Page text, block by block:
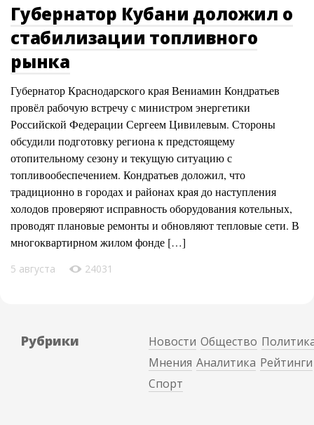
Губернатор Кубани доложил о
стабилизации топливного
рынка
Губернатор Краснодарского края Вениамин Кондратьев
провёл рабочую встречу с министром энергетики
Российской Федерации Сергеем Цивилевым. Стороны
обсудили подготовку региона к предстоящему
отопительному сезону и текущую ситуацию с
топливообеспечением. Кондратьев доложил, что
традиционно в городах и районах края до наступления
холодов проверяют исправность оборудования котельных,
проводят плановые ремонты и обновляют тепловые сети. В
многоквартирном жилом фонде […]
5 августа 24031
Рубрики Новости Общество
Мнения Аналитика Рейтинги
Спорт